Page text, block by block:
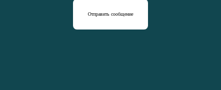
Отправить сообщение